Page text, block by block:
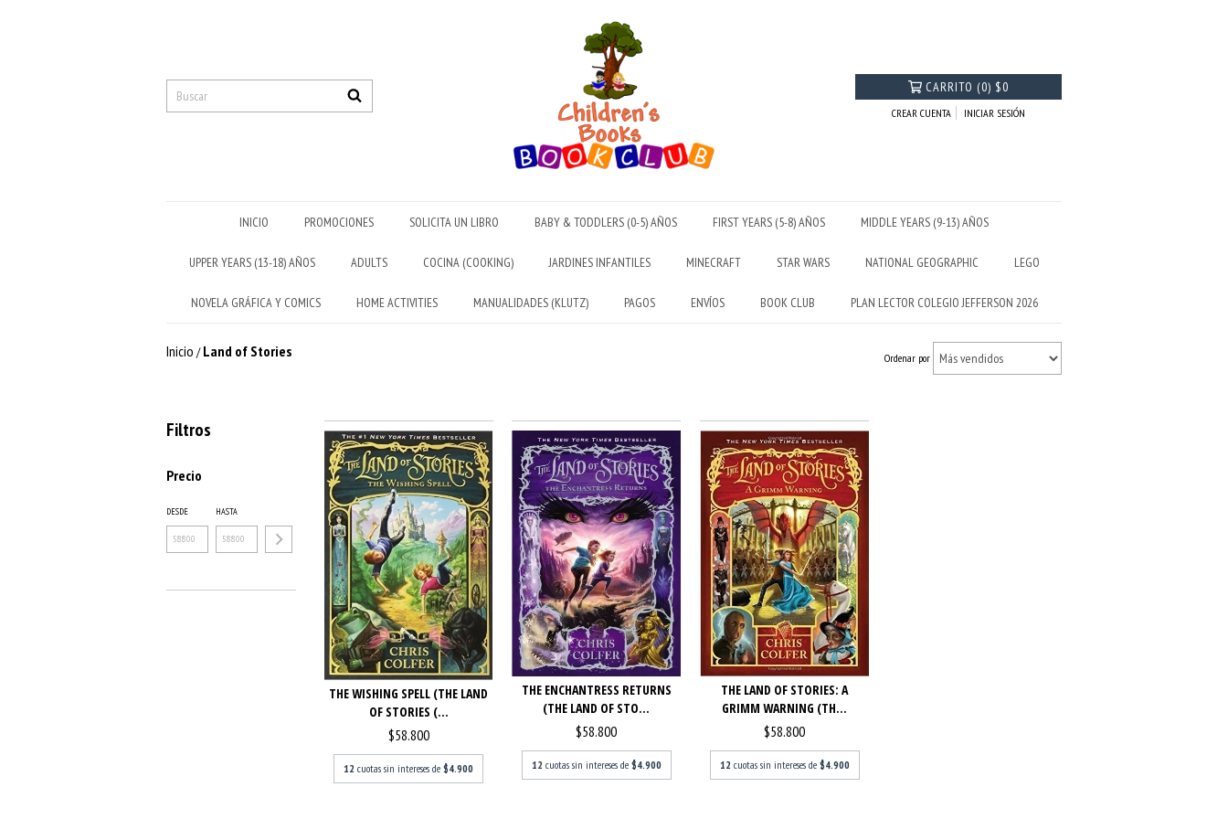
CARRITO (0) $0
CREAR CUENTA INICIAR SESIÓN
INICIO PROMOCIONES SOLICITA UN LIBRO BABY & TODDLERS (0-5) AÑOS FIRST YEARS (5-8) AÑOS MIDDLE YEARS (9-13) AÑOS
UPPER YEARS (13-18) AÑOS ADULTS COCINA (COOKING) JARDINES INFANTILES MINECRAFT STAR WARS NATIONAL GEOGRAPHIC LEGO
NOVELA GRÁFICA Y COMICS HOME ACTIVITIES MANUALIDADES (KLUTZ) PAGOS ENVÍOS BOOK CLUB PLAN LECTOR COLEGIO JEFFERSON 2026
Inicio / Land of Stories Ordenar por
Filtros
Precio
DESDE HASTA
THE WISHING SPELL (THE LAND
OF STORIES (...
$58.800
12 cuotas sin intereses de$4.900
THE ENCHANTRESS RETURNS
(THE LAND OF STO...
$58.800
12 cuotas sin intereses de $4.900
THE LAND OF STORIES: A
GRIMM WARNING (TH...
$58.800
12 cuotas sin intereses de $4.900